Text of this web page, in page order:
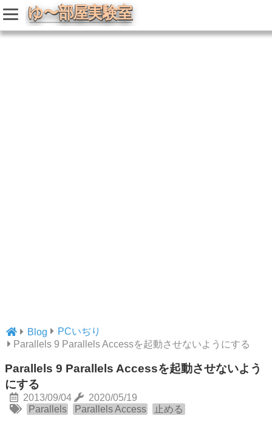
Blog
PCいぢり
Parallels 9 Parallels Accessを起動させないようにする
Parallels 9 Parallels Accessを起動させないよう
にする
2013/09/04
2020/05/19
Parallels
Parallels Access 止める